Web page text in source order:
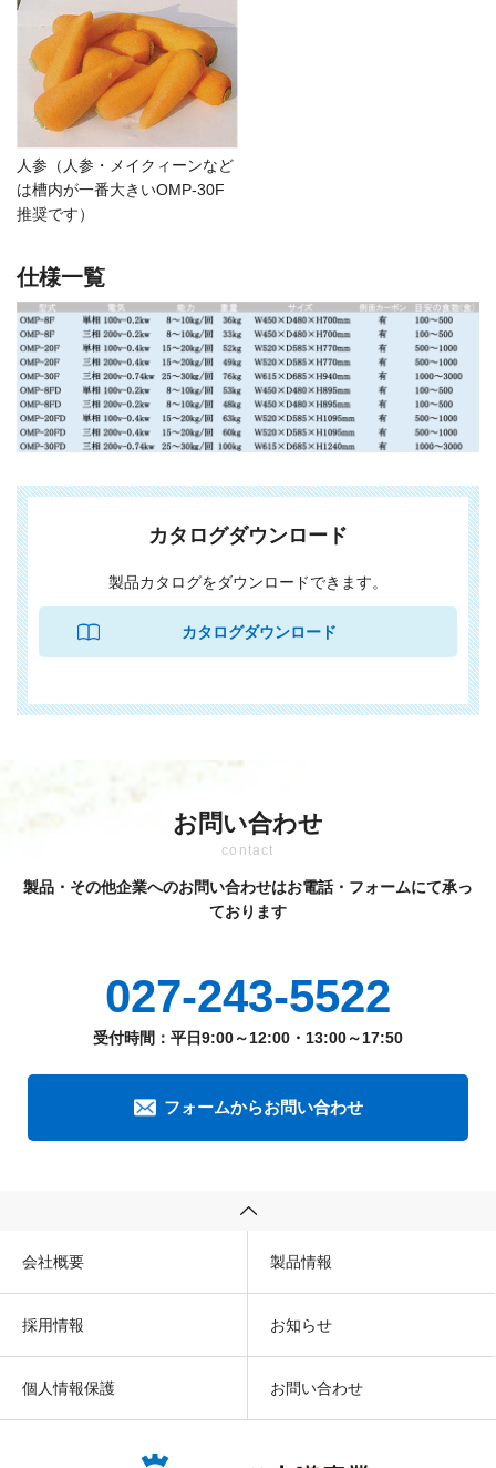
人参（人参・メイクィーンなど
は槽内が一番大きいOMP-30F
推奨です）
仕様一覧
カタログダウンロード
製品カタログをダウンロードできます。
お問い合わせ
contact
製品・その他企業へのお問い合わせはお電話・フォームにて承っ
ております
027-243-5522
受付時間：平日9:00～12:00・13:00～17:50
フォームからお問い合わせ
会社概要 製品情報
採用情報 お知らせ
個人情報保護 お問い合わせ